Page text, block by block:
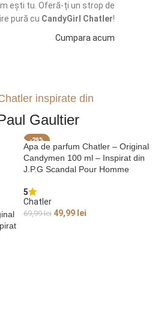
ești tu. Oferă-ți un strop de
pură cu CandyGirl Chatler!
Cumpara acum
inspirate din
Gaultier
-29%
JEA
N PAUL GAULTIER
SCANDAL POUR
Apa de parfum Chatler – Original
Candymen 100 ml – Inspirat din
J.P.G Scandal Pour Homme
5
Chatler
69,99lei 49,99 lei